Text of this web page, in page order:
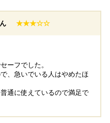
★★★☆☆
ーフでした。
、急いでいる人はやめたほ
通に使えているので満足で